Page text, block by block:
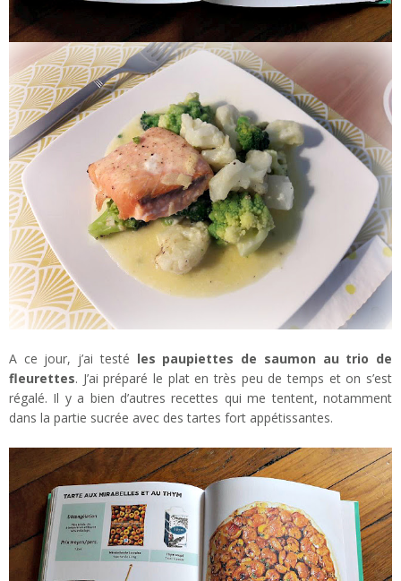
A ce jour, j’ai testé les paupiettes de saumon au trio de
fleurettes. J’ai préparé le plat en très peu de temps et on s’est
régalé. Il y a bien d’autres recettes qui me tentent, notamment
dans la partie sucrée avec des tartes fort appétissantes.